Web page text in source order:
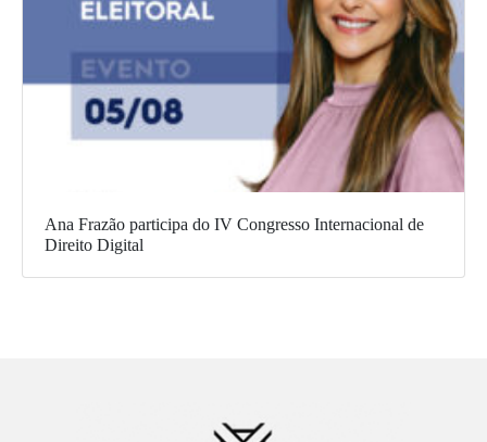
Ana Frazão participa do IV Congresso Internacional de
Direito Digital